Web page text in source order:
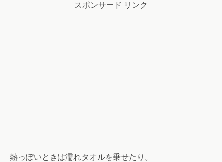
スポンサード リンク
熱っぽいときは濡れタオルを乗せたり。